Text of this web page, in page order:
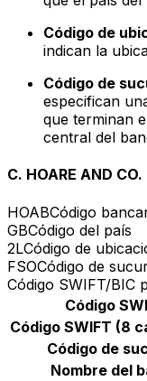
Código de
indican la
Código de
especifican
que terminan
central del
C. HOARE AND CO.
HOABCódigo
GBCódigo del país
2LCódigo de
FSOCódigo de
Código SWIFT/BIC
Código
Código SWIFT (8
Código de
Nombre del